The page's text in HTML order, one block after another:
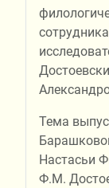
Тема
Настасьи
Ф.М.